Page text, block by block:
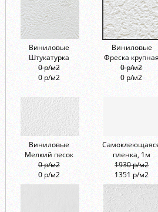
Виниловые
Штукатурка
0 р/м2
0 р/м2
Виниловые
Фреска крупная
0 р/м2
0 р/м2
Виниловые
Мелкий песок
0 р/м2
0 р/м2
пленка, 1м
1930 р/м2
1351 р/м2